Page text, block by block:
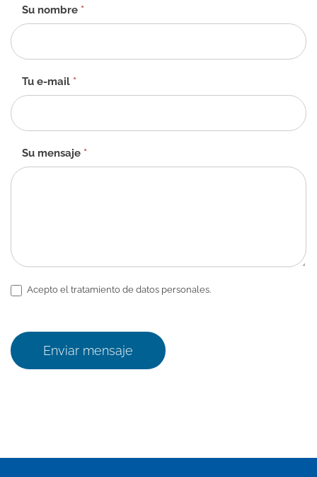
Formulario
de
contacto
Su nombre *
Tu e-mail *
Su mensaje *
Acepto el tratamiento de datos personales.
Enviar mensaje